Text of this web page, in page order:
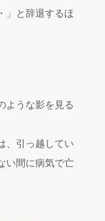
」と辞退するほ
ような影を見る
、引っ越してい
い間に病気で亡